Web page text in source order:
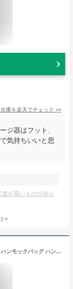
庫を楽天でチェック >>
ジ器はフット、
気持ちいいと思
が高いものが知り
) >
LOEWE ロエベ HAMMOCK BAG COMPACT ハンモックバッグ ハンドバッグ ショルダーバッグ クロスボディバッグ 2way 鞄 アナグラム レザー レディース A538H13X10 2530 LaG Onlinestore